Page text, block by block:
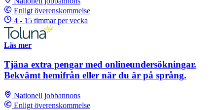
Enligt överenskommelse
4 - 15 timmar per vecka
Läs mer
Tjäna extra pengar med onlineundersökningar.
Bekvämt hemifrån eller när du är på språng.
Nationell jobbannons
Enligt överenskommelse